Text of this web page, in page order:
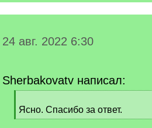
24 авг. 2022 6:30
Sherbakovatv написал:
q
]
Ясно. Спасибо за ответ.
[